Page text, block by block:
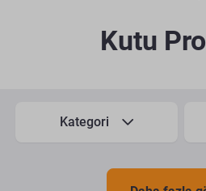
Kutu
Kategori